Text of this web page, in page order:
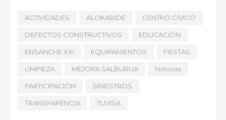
ACTIVIDADES ALOKABIDE CENTRO CÍVICO
DEFECTOS CONSTRUCTIVOS EDUCACIÓN
ENSANCHE XXI EQUIPAMIENTOS FIESTAS
LIMPIEZA MEJORA SALBURUA Noticias
PARTICIPACIÓN SINIESTROS
TRANSPARENCIA TUVISA